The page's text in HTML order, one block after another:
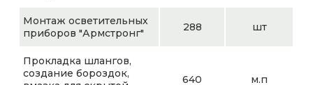
Монтаж осветительных
приборов "Армстронг"
288 шт
Прокладка шлангов,
создание бороздок,
640 м.п